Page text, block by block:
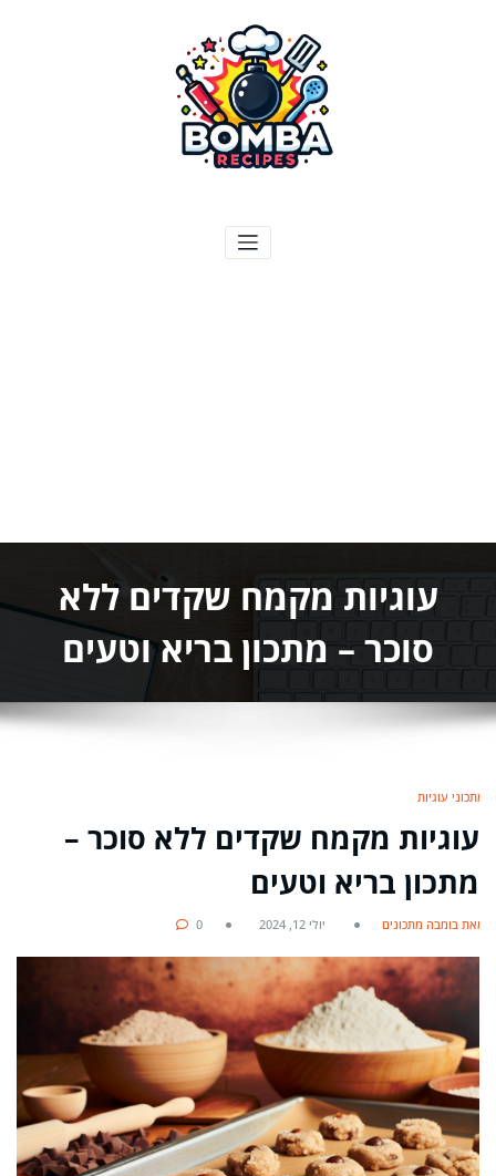
עוגיות מקמח שקדים ללא
סוכר – מתכון בריא וטעים
מתכוני עוגיות
עוגיות מקמח שקדים ללא סוכר –
מתכון בריא וטעים
מאת בומבה מתכונים יולי 12, 2024 0